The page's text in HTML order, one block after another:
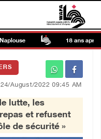
18 ans après
24/August/2022 09:45 AM
lutte, les
et refusent
de sécurité »